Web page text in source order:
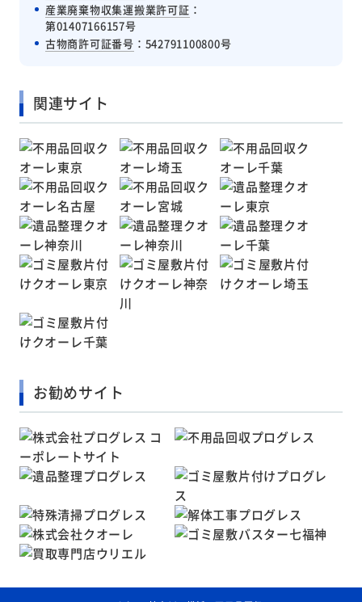
産業廃棄物収集運搬業許可証 ：
第01407166157号
古物商許可証番号 ：542791100800号
関連サイト
お勧めサイト